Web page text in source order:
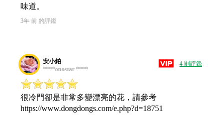
味道。
3年 前 的評鑑
安小鉑
****onostar ****
4 則評鑑
很冷門卻是非常多變漂亮的花，請參考
https://www.dongdongs.com/e.php?d=18751